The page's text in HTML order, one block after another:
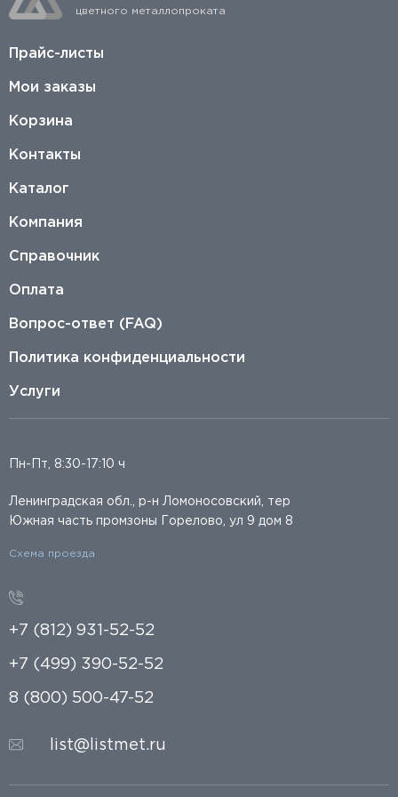
цветного металлопроката
Прайс-листы
Мои заказы
Корзина
Контакты
Каталог
Компания
Справочник
Оплата
Вопрос-ответ (FAQ)
Политика конфиденциальности
Услуги
Пн-Пт, 8:30-17:10 ч
Ленинградская обл., р-н Ломоносовский, тер
Южная часть промзоны Горелово, ул 9 дом 8
Схема проезда
+7 (812) 931-52-52
+7 (499) 390-52-52
8 (800) 500-47-52
list@listmet.ru